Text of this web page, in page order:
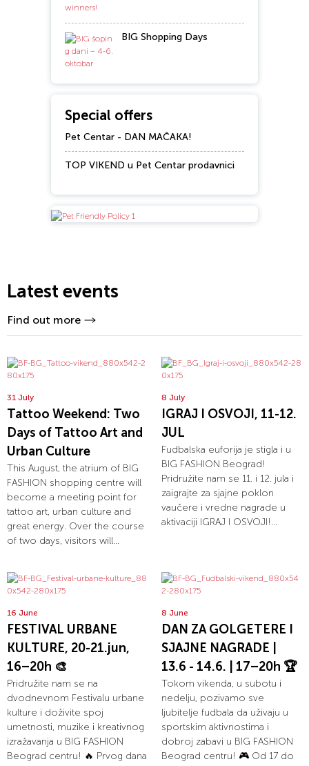
BIG Shopping Days
Special offers
Pet Centar - DAN MAČAKA!
TOP VIKEND u Pet Centar prodavnici
Latest events
Find out more
31 July
Tattoo Weekend: Two
Days of Tattoo Art and
Urban Culture
This August, the atrium of BIG
FASHION shopping centre will
become a meeting point for
tattoo art, urban culture and
great energy. Over the course
of two days, visitors will...
8 July
IGRAJ I OSVOJI, 11-12.
JUL
Fudbalska euforija je stigla i u
BIG FASHION Beograd!
Pridružite nam se 11. i 12. jula i
zaigrajte za sjajne poklon
vaučere i vredne nagrade u
aktivaciji IGRAJ I OSVOJI!...
16 June
FESTIVAL URBANE
KULTURE, 20-21.jun,
16–20h 🎨
Pridružite nam se na
dvodnevnom Festivalu urbane
kulture i doživite spoj
umetnosti, muzike i kreativnog
izražavanja u BIG FASHION
Beograd centru! 🔥 Prvog dana
8 June
DAN ZA GOLGETERE I
SJAJNE NAGRADE |
13.6 - 14.6. | 17–20h 🏆
Tokom vikenda, u subotu i
nedelju, pozivamo sve
ljubitelje fudbala da uživaju u
sportskim aktivnostima i
dobroj zabavi u BIG FASHION
Beograd centru! 🎮 Od 17 do